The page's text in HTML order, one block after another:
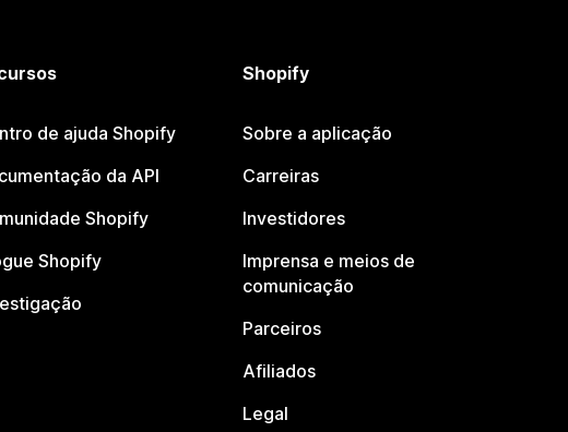
de ajuda Shopify
da API
Shopify
Shopify
Shopify
Sobre a aplicação
Carreiras
Investidores
Imprensa e meios de
comunicação
Parceiros
Afiliados
Legal